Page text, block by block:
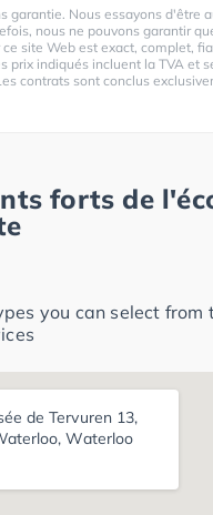
garantie. Nous essayons d'être
nous ne pouvons garantir
site Web est exact, complet,
prix indiqués incluent la TVA et
contrats sont conclus
forts de
you can select from
de Tervuren 13,
Waterloo